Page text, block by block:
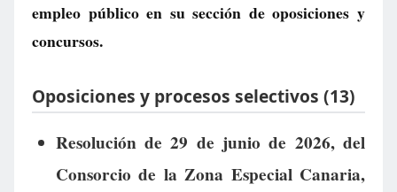
empleo públicoen su sección de oposiciones y
concursos.
Oposiciones y procesos selectivos (13)
Resolución de 29 de junio de 2026, del
Consorcio de la Zona Especial Canaria,